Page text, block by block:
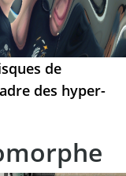
de
des hyper-